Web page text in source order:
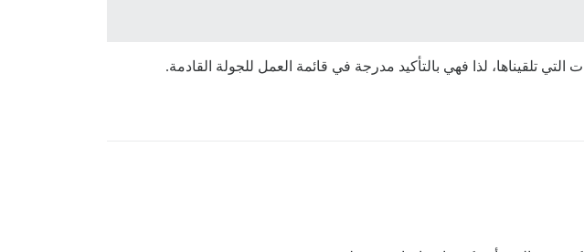
تلقيناها، لذا فهي بالتأكيد مدرجة في قائمة العمل للجولة القادمة.